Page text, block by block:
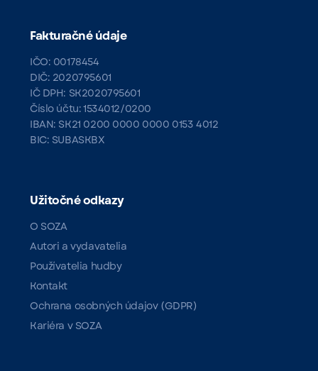
Fakturačné údaje
IČO: 00178454
DIČ: 2020795601
IČ DPH: SK2020795601
Číslo účtu: 1534012/0200
IBAN: SK21 0200 0000 0000 0153 4012
BIC: SUBASKBX
Užitočné odkazy
O SOZA
Autori a vydavatelia
Používatelia hudby
Kontakt
Ochrana osobných údajov (GDPR)
Kariéra v SOZA